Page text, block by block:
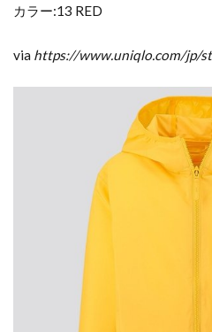
カラー:13 RED
via https://www.uniqlo.com/jp/